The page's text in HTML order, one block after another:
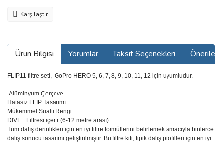
Karşılaştır
Ürün Bilgisi Yorumlar Taksit Seçenekleri
FLIP11 filtre seti, GoPro HERO 5, 6, 7, 8, 9, 10, 11, 12 için uyumludur.
Alüminyum Çerçeve
Hatasız FLIP Tasarımı
Mükemmel Sualtı Rengi
DIVE+ Filtresi içerir (6-12 metre arası)
Tüm dalış derinlikleri için en iyi filtre formüllerini belirlemek amacıyla binlerce
dalış sonucu tasarımı geliştirilmiştir. Bu filtre kiti, tipik dalış profilleri için en iyi